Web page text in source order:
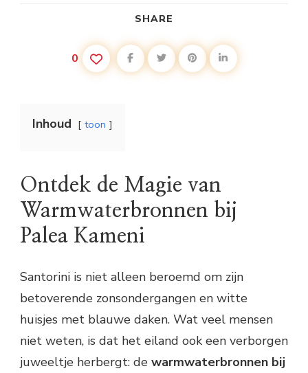
SHARE
0
Inhoud toon
Ontdek de Magie van
Warmwaterbronnen bij
Palea Kameni
Santorini is niet alleen beroemd om zijn
betoverende zonsondergangen en witte
huisjes met blauwe daken. Wat veel mensen
niet weten, is dat het eiland ook een verborgen
juweeltje herbergt: de warmwaterbronnen bij